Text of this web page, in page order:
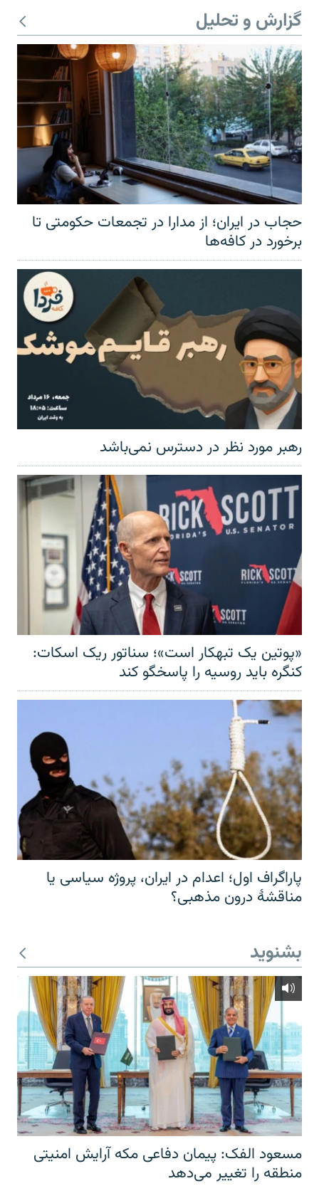
گزارش و تحلیل
حجاب در ایران؛ از مدارا در تجمعات حکومتی تا
برخورد در کافه‌ها
رهبر مورد نظر در دسترس نمی‌باشد
«پوتین یک تبهکار است»؛ سناتور ریک اسکات:
کنگره باید روسیه را پاسخگو کند
پاراگراف اول؛ اعدام در ایران، پروژه سیاسی یا
مناقشهٔ درون مذهبی؟
بشنوید
مسعود الفک: پیمان دفاعی مکه آرایش امنیتی
منطقه را تغییر می‌دهد